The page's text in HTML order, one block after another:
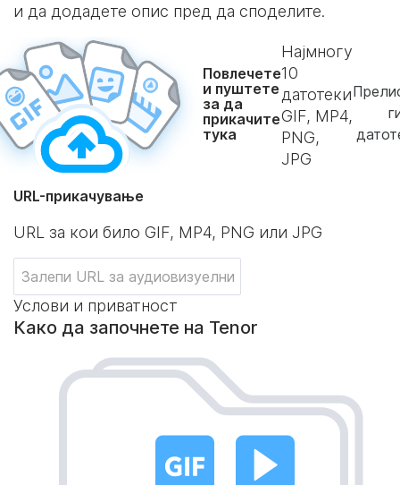
и да додадете опис пред да споделите.
Повлечете
и пуштете
за да
прикачите
тука
Најмногу
10
датотеки
GIF, MP4,
PNG,
JPG
URL-прикачување
URL за кои било GIF, MP4, PNG или JPG
Услови и приватност
Како да започнете на Tenor